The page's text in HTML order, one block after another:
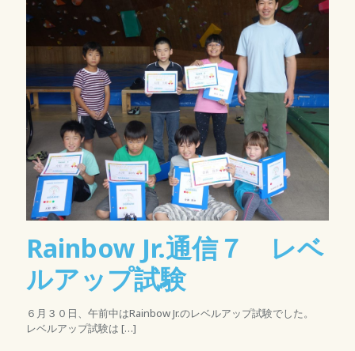
Rainbow Jr.通信７ レベ
ルアップ試験
６月３０日、午前中はRainbow Jr.のレベルアップ試験でした。
レベルアップ試験は […]